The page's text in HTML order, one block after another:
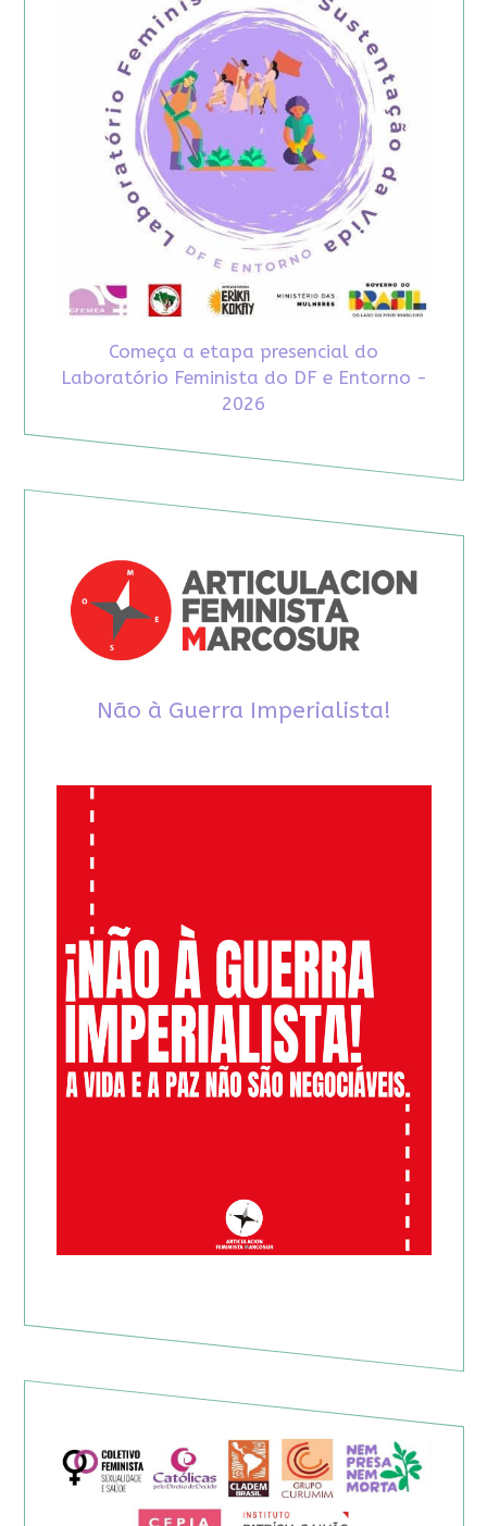
Começa a etapa presencial do
Laboratório Feminista do DF e Entorno -
2026
Não à Guerra Imperialista!